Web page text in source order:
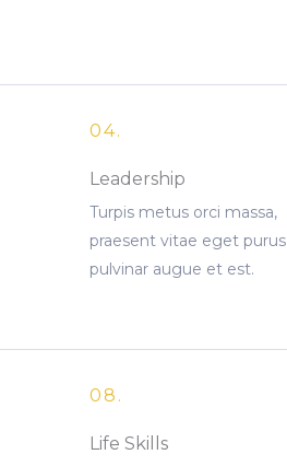
04.
Leadership
Turpis metus orci massa,
praesent vitae eget purus
pulvinar augue et est.
08.
Life Skills